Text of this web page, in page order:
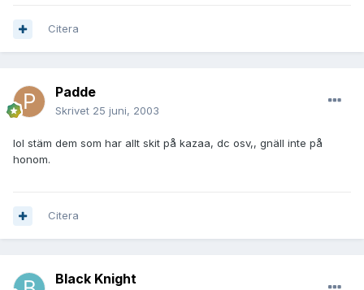
Citera
Padde
Skrivet 25 juni, 2003
lol stäm dem som har allt skit på kazaa, dc osv,, gnäll inte på
honom.
Citera
Black Knight